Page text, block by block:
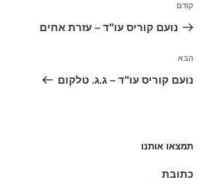
הפוסט
הקודם
קודם
נועם קוריס עו"ד – עזרת אחים
הפוסט
הבא
הבא
נועם קוריס עו"ד – ג.ג. טלקום
תמצאו אותנו
כתובת